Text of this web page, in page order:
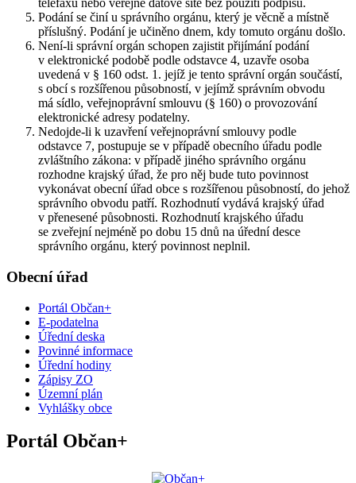
telefaxu nebo veřejné datové sítě bez použití podpisu.
Podání se činí u správního orgánu, který je věcně a místně
příslušný. Podání je učiněno dnem, kdy tomuto orgánu došlo.
Není-li správní orgán schopen zajistit přijímání podání
v elektronické podobě podle odstavce 4, uzavře osoba
uvedená v § 160 odst. 1. jejíž je tento správní orgán součástí,
s obcí s rozšířenou působností, v jejímž správním obvodu
má sídlo, veřejnoprávní smlouvu (§ 160) o provozování
elektronické adresy podatelny.
Nedojde-li k uzavření veřejnoprávní smlouvy podle
odstavce 7, postupuje se v případě obecního úřadu podle
zvláštního zákona: v případě jiného správního orgánu
rozhodne krajský úřad, že pro něj bude tuto povinnost
vykonávat obecní úřad obce s rozšířenou působností, do jehož
správního obvodu patří. Rozhodnutí vydává krajský úřad
v přenesené působnosti. Rozhodnutí krajského úřadu
se zveřejní nejméně po dobu 15 dnů na úřední desce
správního orgánu, který povinnost neplnil.
Obecní úřad
Portál Občan+
E-podatelna
Úřední deska
Povinné informace
Úřední hodiny
Zápisy ZO
Územní plán
Vyhlášky obce
Portál Občan+